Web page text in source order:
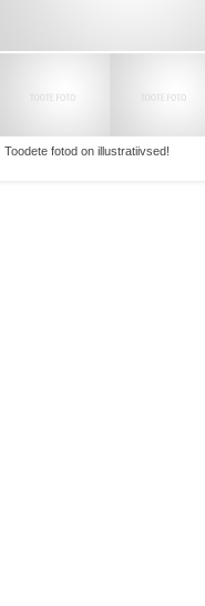
Toodete fotod on illustratiivsed!